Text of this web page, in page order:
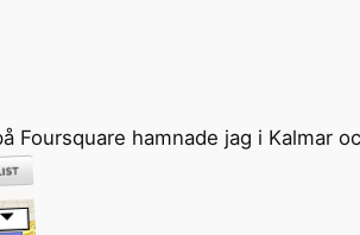
hamnade jag i Kalmar